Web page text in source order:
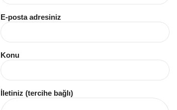
E-posta adresiniz
Konu
İletiniz (tercihe bağlı)